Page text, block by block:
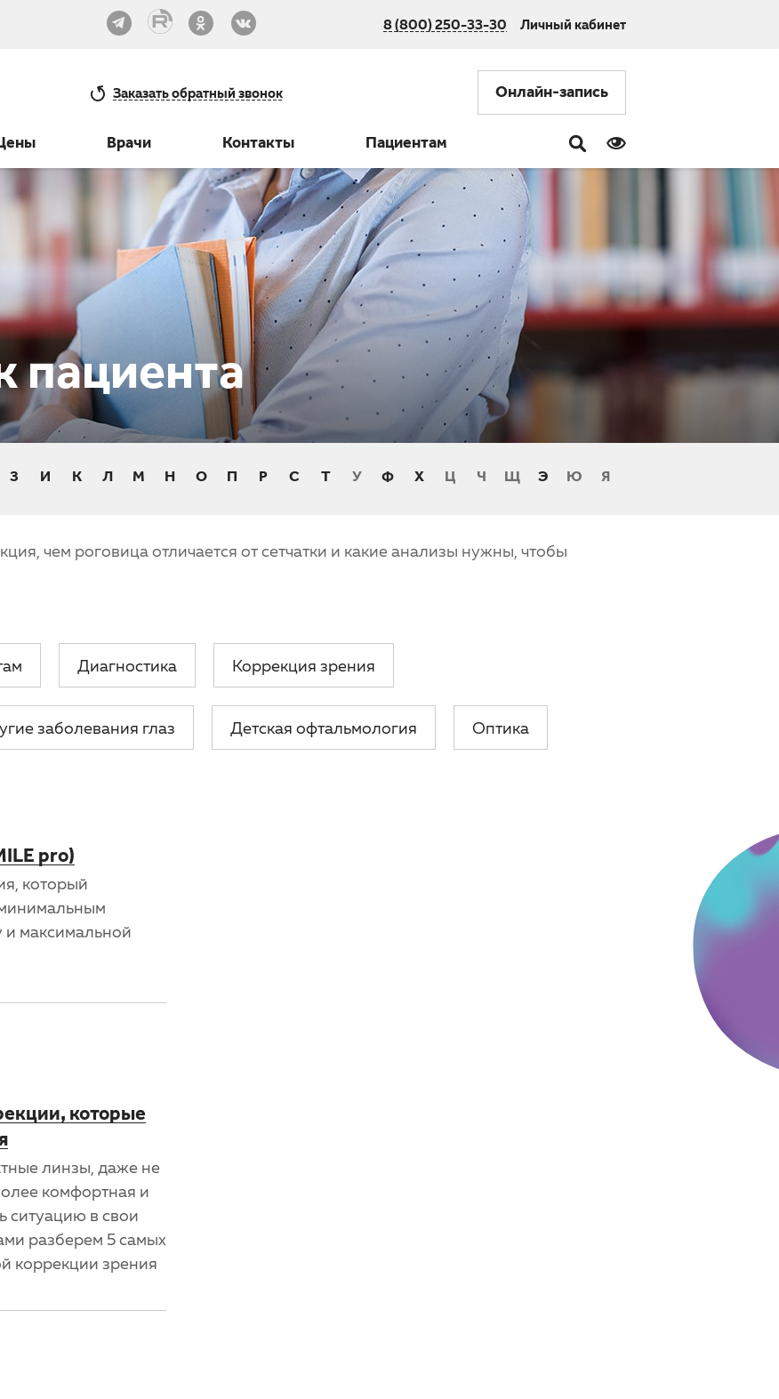
8 (800) 250-33-30 Личный кабинет
Заказатьобратный звонок Онлайн-запись
Врачи Контакты Пациентам
пациента
З И К Л М Н О П Р С Т У Ф Х Ц Ч Щ Э Ю Я
чем роговица отличается от сетчатки и какие анализы нужны, чтобы
Диагностика Коррекция зрения
заболевания глаз Детская офтальмология Оптика
pro)
который
минимальным
и максимальной
которые
линзы, даже не
комфортная и
ситуацию в свои
разберем 5 самых
коррекции зрения